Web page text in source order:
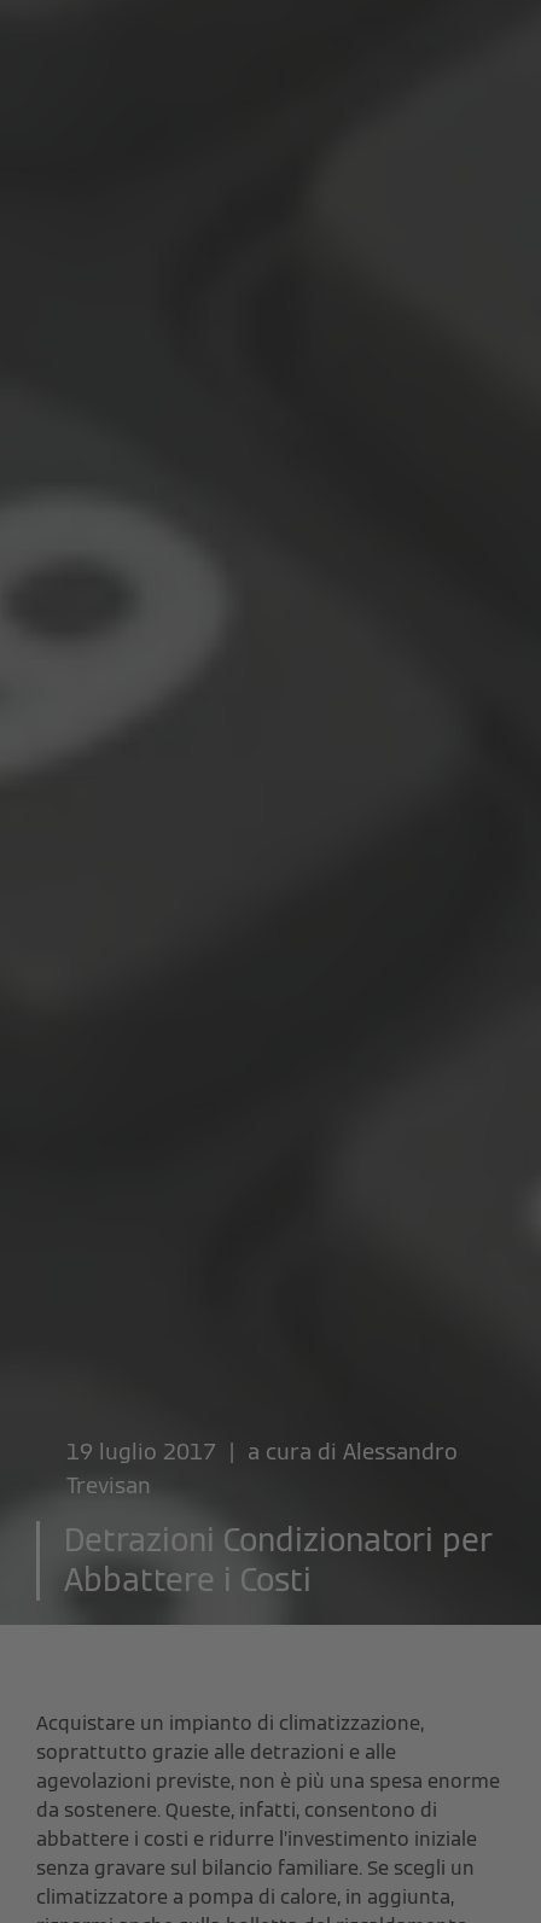
19 luglio 2017 | a cura di Alessandro
Trevisan
Detrazioni Condizionatori per
Abbattere i Costi
Acquistare un impianto di climatizzazione,
soprattutto grazie alle detrazioni e alle
agevolazioni previste, non è più una spesa enorme
da sostenere. Queste, infatti, consentono di
abbattere i costi e ridurre l’investimento iniziale
senza gravare sul bilancio familiare. Se scegli un
climatizzatore a pompa di calore, in aggiunta,